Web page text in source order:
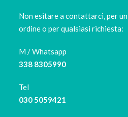
Non esitare a contattarci, per un
ordine o per qualsiasi richiesta:
M / Whatsapp
338 8305990
Tel
030 5059421